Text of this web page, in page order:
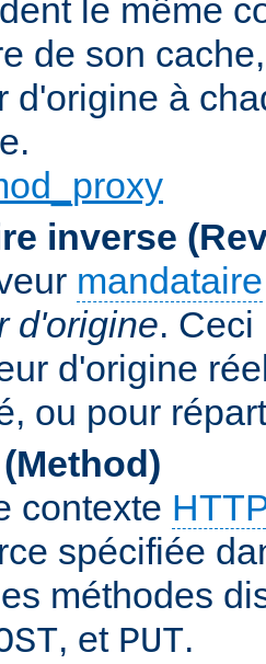
le même
de son
d'origine à
inverse
mandataire
d'origine.
d'origine
ou pour
contexte HTTP
spécifiée
méthodes
, et PUT.